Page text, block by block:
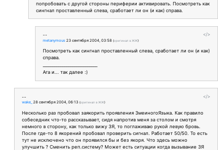
попробовать с другой стороны периферии активировать. Посмотреть как
сингнал проставленный слева, сработает ли он (и как) справа.
</>
...
metanymous 23 сентября 2004, 03:58 (оригинал в ЖЖ)
Посмотреть как сингнал проставленный слева, сработает ли он (и как)
справа.
Ага и... так далее :)
</>
...
wake_ 28 сентября 2004, 06:13 (оригинал в ЖЖ)
Несколько раз пробовал заякорить проявления ЗмеиногоЯзыка. Как правило
собеседник что-то рассказывает, сидя напротив меня за столом и смотря
немного в сторону, как только вижу ЗЯ, то поглаживаю рукой левую бровь.
После где-то 8 якорений пробовал проверить сигнал. Работает 50/50. То есть
тут не исключено что он проявился бы и без якоря. Что здесь можно
улучшить ? Сменить реп.систему? Может есть ситуации когда вызывание ЗЯ